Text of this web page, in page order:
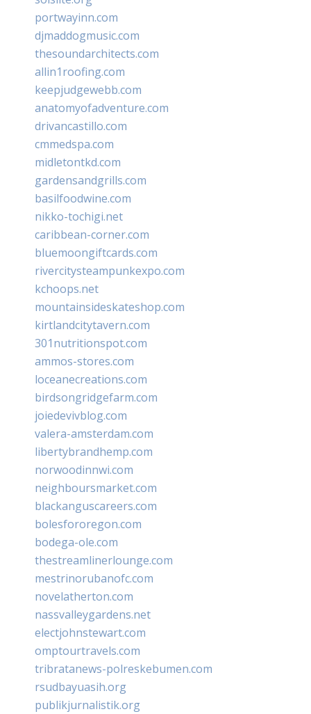
portwayinn.com
djmaddogmusic.com
thesoundarchitects.com
allin1roofing.com
keepjudgewebb.com
anatomyofadventure.com
drivancastillo.com
cmmedspa.com
midletontkd.com
gardensandgrills.com
basilfoodwine.com
nikko-tochigi.net
caribbean-corner.com
bluemoongiftcards.com
rivercitysteampunkexpo.com
kchoops.net
mountainsideskateshop.com
kirtlandcitytavern.com
301nutritionspot.com
ammos-stores.com
loceanecreations.com
birdsongridgefarm.com
joiedevivblog.com
valera-amsterdam.com
libertybrandhemp.com
norwoodinnwi.com
neighboursmarket.com
blackanguscareers.com
bolesfororegon.com
bodega-ole.com
thestreamlinerlounge.com
mestrinorubanofc.com
novelatherton.com
nassvalleygardens.net
electjohnstewart.com
omptourtravels.com
tribratanews-polreskebumen.com
rsudbayuasih.org
publikjurnalistik.org